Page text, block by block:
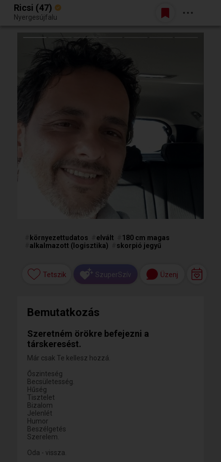
Egy jó randiból bármi lehet.
Belépés
Ricsi (47)
Nyergesújfalu
környezettudatos elvált
180 cm magas
alkalmazott (logisztika) skorpió jegyű
Tetszik SzuperSzív Üzenj
Bemutatkozás
Szeretném örökre befejezni a
társkeresést.
Már csak Te kellesz hozzá.
Őszinteség
Becsületesség.
Hűség
Tisztelet
Bizalom
Jelenlét
Humor
Beszélgetés
Szerelem.
Oda - vissza.